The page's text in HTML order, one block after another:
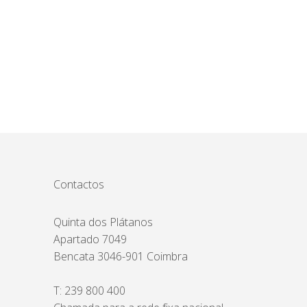
Contactos
Quinta dos Plátanos
Apartado 7049
Bencata 3046-901 Coimbra
T: 239 800 400